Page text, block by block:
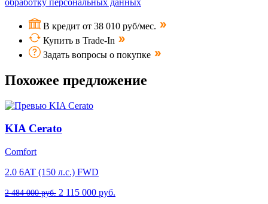
В кредит от 38 010 руб/мес.
Купить в Trade-In
Задать вопросы о покупке
Похожее предложение
KIA Cerato
Comfort
2.0 6AT (150 л.с.) FWD
2 484 000 руб. 2 115 000 руб.